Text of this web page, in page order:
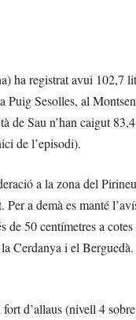
ha registrat avui 102,7
Puig Sesolles, al
de Sau n’han caigut
de l’episodi).
a la zona del
a demà es manté
50 centímetres a
Cerdanya i el
d’allaus (nivell 4